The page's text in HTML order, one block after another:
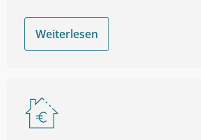
Weiterlesen